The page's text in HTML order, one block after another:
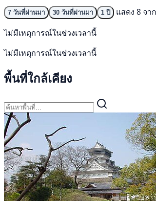
7 วันที่ผ่านมา 30 วันที่ผ่านมา 1 ปี
แสดง 8 จา
ไม่มีเหตุการณ์ในช่วงเวลานี้
ไม่มีเหตุการณ์ในช่วงเวลานี้
พื้นที่ใกล้เคียง